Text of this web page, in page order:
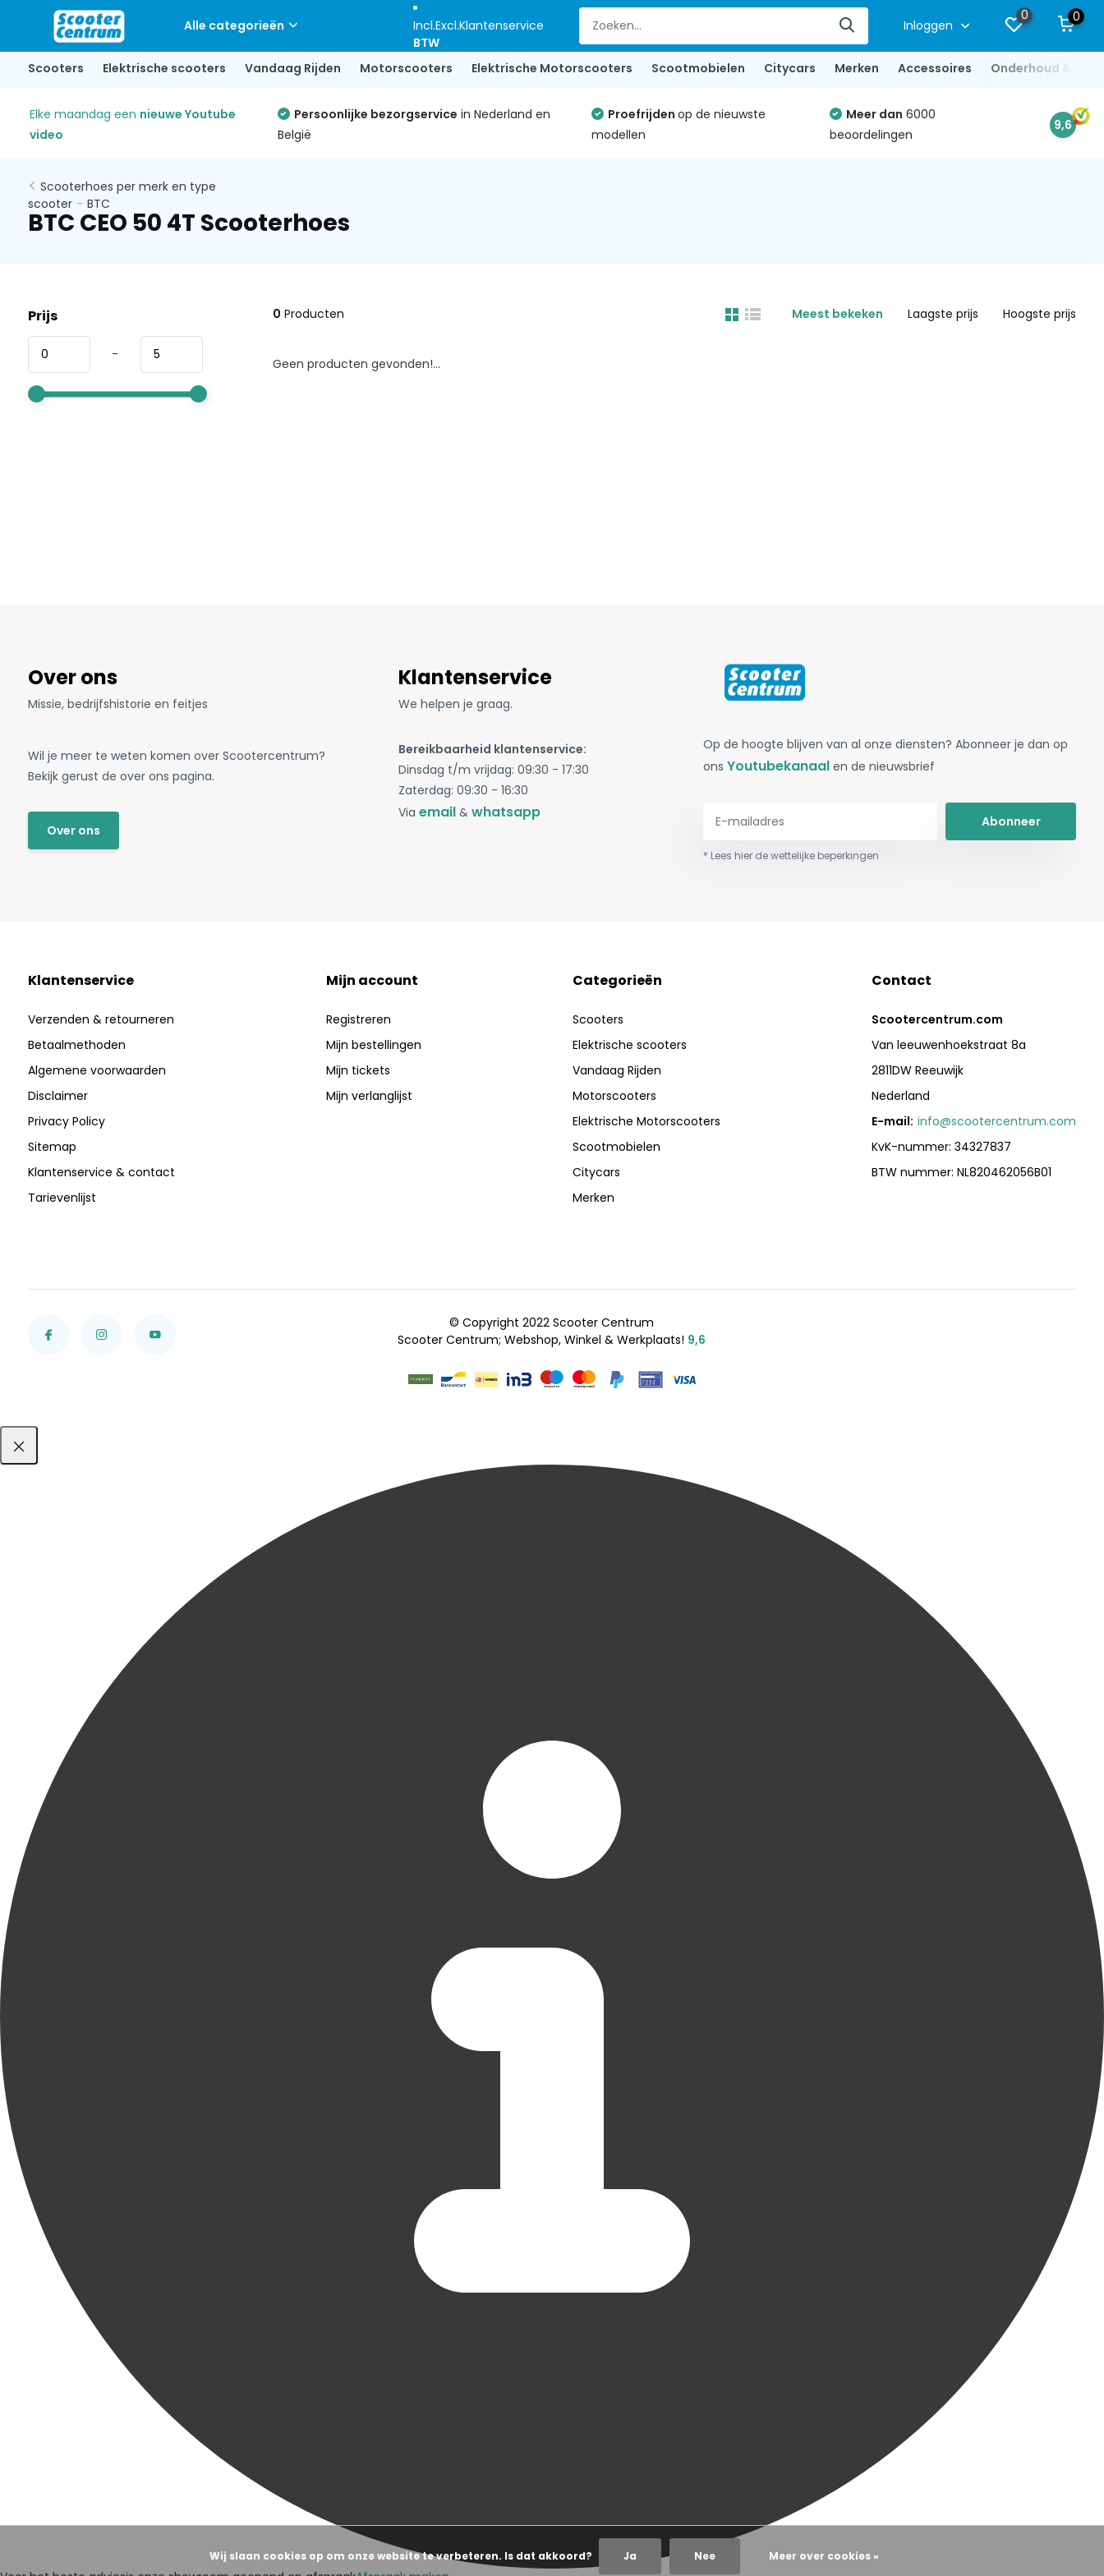
Alle categorieën Incl.Excl.
BTW
Klantenservice Inloggen
0 0
Scooters Elektrische scooters Vandaag Rijden Motorscooters Elektrische Motorscooters Scootmobielen Citycars Merken Accessoires Onderhoud &
Elke maandag een nieuwe Youtube
video
Persoonlijke bezorgservice in Nederland en
België
Proefrijdenop de nieuwste
modellen
Meer dan 6000
beoordelingen
9,6
Scooterhoes per merk en type
scooter - BTC
BTC CEO 50 4T Scooterhoes
Prijs
-
0 Producten Meest bekeken Laagste prijs Hoogste prijs
Geen producten gevonden!...
Over ons
Missie, bedrijfshistorie en feitjes
Wil je meer te weten komen over Scootercentrum?
Bekijk gerust de over ons pagina.
Over ons
Klantenservice
We helpen je graag.
Bereikbaarheid klantenservice:
Dinsdag t/m vrijdag: 09:30 - 17:30
Zaterdag: 09:30 - 16:30
Via email& whatsapp
Op de hoogte blijven van al onze diensten? Abonneer je dan op
onsYoutubekanaal en de nieuwsbrief
Abonneer
* Lees hier de wettelijke beperkingen
Klantenservice
Verzenden & retourneren
Betaalmethoden
Algemene voorwaarden
Disclaimer
Privacy Policy
Sitemap
Klantenservice & contact
Tarievenlijst
Mijn account
Registreren
Mijn bestellingen
Mijn tickets
Mijn verlanglijst
Categorieën
Scooters
Elektrische scooters
Vandaag Rijden
Motorscooters
Elektrische Motorscooters
Scootmobielen
Citycars
Merken
Contact
Scootercentrum.com
Van leeuwenhoekstraat 8a
2811DW Reeuwijk
Nederland
E-mail: info@scootercentrum.com
KvK-nummer: 34327837
BTW nummer: NL820462056B01
© Copyright 2022 Scooter Centrum
Scooter Centrum; Webshop, Winkel & Werkplaats! 9,6
Wij slaan cookies op om onze website te verbeteren. Is dat akkoord? Ja Nee Meer over cookies »